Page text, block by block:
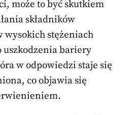
może to być skutkiem
składników
wysokich stężeniach
uszkodzenia bariery
w odpowiedzi staje się
co objawia się